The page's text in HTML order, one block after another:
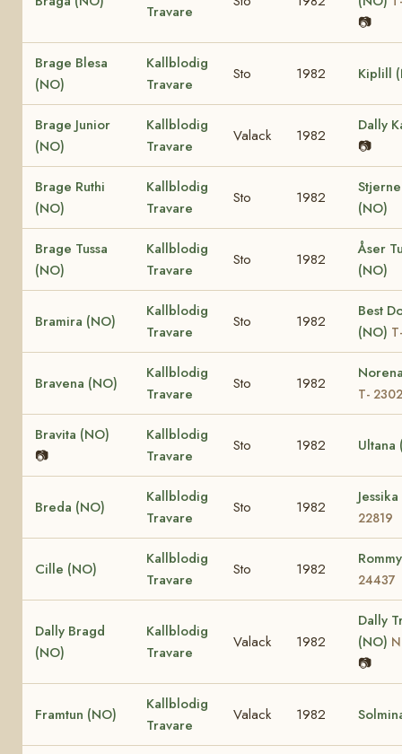
Travare
📷
Brage Blesa
(NO)
Kallblodig
Travare
Sto 1982 Kiplill
Brage Junior
(NO)
Kallblodig
Travare
Valack 1982
Dally
📷
Brage Ruthi
(NO)
Kallblodig
Travare
Sto 1982
(NO)
Brage Tussa
(NO)
Kallblodig
Travare
Sto 1982
Åser
(NO)
Bramira (NO)
Kallblodig
Travare
Sto 1982
Best
(NO)
Bravena (NO)
Kallblodig
Travare
Sto 1982
T-
Bravita (NO)
📷
Kallblodig
Travare
Sto 1982 Ultana
Breda (NO)
Kallblodig
Travare
Sto 1982
22819
Cille (NO)
Kallblodig
Travare
Sto 1982
24437
Dally Bragd
(NO)
Kallblodig
Travare
Valack 1982
Dally
(NO)
📷
Framtun (NO)
Kallblodig
Travare
Valack 1982